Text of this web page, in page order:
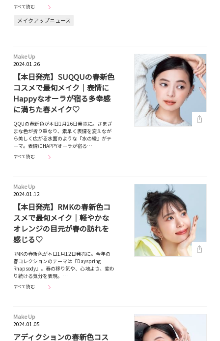
すべて読む
メイクアップニュース
Make Up
2024.01.26
【本日発売】SUQQUの春新色
コスメで最旬メイク｜表情に
Happyなオーラが宿る多幸感
に満ちた春メイク♡
QQUの春新色が本日1月26日発売に。さまざ
まな色が折り重なり、素早く表情を変えなが
ら美しく広がる水面のような『水の綾』がテ
ーマ。表情にHAPPYオーラが宿る…
すべて読む
Make Up
2024.01.12
【本日発売】RMKの春新色コ
スメで最旬メイク｜軽やかな
オレンジの目元が春の訪れを
感じる♡
RMKの春新色が本日1月12日発売に。今年の
春コレクションのテーマは『Dayspring
Rhapsody』。春の移り気や、心地よさ、変わ
り続ける気分を表現。…
すべて読む
Make Up
2024.01.05
アディクションの春新色コス